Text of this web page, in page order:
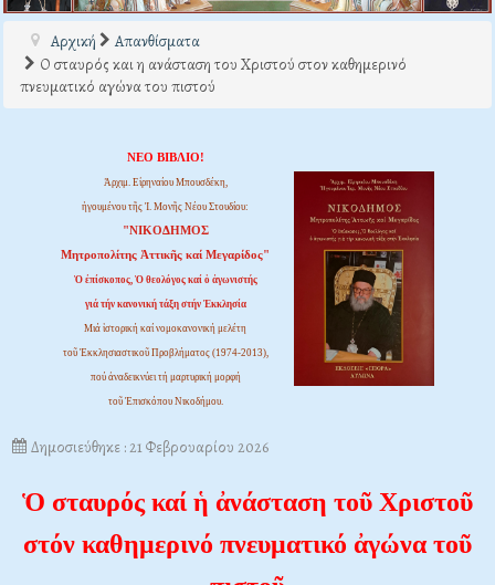
Αρχική
Απανθίσματα
Ο σταυρός και η ανάσταση του Χριστού στον καθημερινό
πνευματικό αγώνα του πιστού
ΝΕΟ ΒΙΒΛΙΟ!
Ἀρχιμ. Εἰρηναίου Μπουσδέκη,
ἡγουμένου τῆς Ἱ. Μονῆς Νέου Στουδίου:
"ΝΙΚΟΔΗΜΟΣ
Μητροπολίτης Ἀττικῆς καί Μεγαρίδος"
Ὁ ἐπίσκοπος, Ὁ θεολόγος καί ὁ ἀγωνιστής
γιά τήν κανονική τάξη στήν Ἐκκλησία
Μιά ἱστορική καί νομοκανονική μελέτη
τοῦ Ἐκκλησιαστικοῦ Προβλήματος (1974-2013),
πού ἀναδεικνύει τή μαρτυρική μορφή
τοῦ Ἐπισκόπου Νικοδήμου.
Δημοσιεύθηκε : 21 Φεβρουαρίου 2026
Ὁ σταυρός καί ἡ ἀνάσταση τοῦ Χριστοῦ
στόν καθημερινό πνευματικό ἀγώνα τοῦ